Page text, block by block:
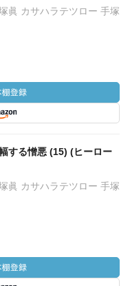
眞 カサハラテツロー 手塚
する憎悪 (15) (ヒーロー
眞 カサハラテツロー 手塚